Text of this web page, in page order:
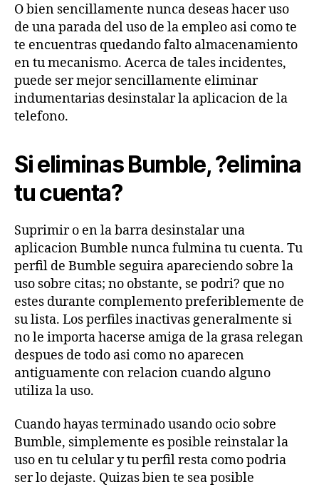
O bien sencillamente nunca deseas hacer uso
de una parada del uso de la empleo asi­ como te
te encuentras quedando falto almacenamiento
en tu mecanismo. Acerca de tales incidentes,
puede ser mejor sencillamente eliminar
indumentarias desinstalar la aplicacion de la
telefono.
Si eliminas Bumble, ?elimina
tu cuenta?
Suprimir o en la barra desinstalar una
aplicacion Bumble nunca fulmina tu cuenta. Tu
perfil de Bumble seguira apareciendo sobre la
uso sobre citas; no obstante, se podri? que no
estes durante complemento preferiblemente de
su lista. Los perfiles inactivas generalmente si
no le importa hacerse amiga de la grasa relegan
despues de todo asi­ como no aparecen
antiguamente con relacion cuando alguno
utiliza la uso.
Cuando hayas terminado usando ocio sobre
Bumble, simplemente es posible reinstalar la
uso en tu celular y tu perfil resta como podri­a
ser lo dejaste. Quizas bien te sea posible